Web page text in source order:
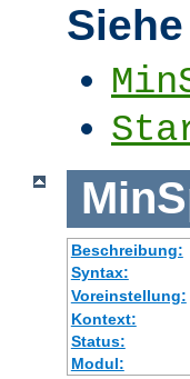
Beschreibung:
Syntax:
Voreinstellung:
Kontext:
Status:
Modul: